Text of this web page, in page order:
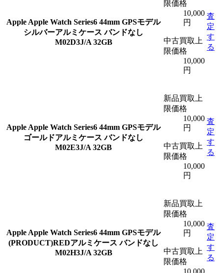
Apple Apple Watch Series6 44mm GPSモデル
シルバーアルミケース バンドなし
M02D3J/A 32GB
限価格
10,000
円
中古買取上
限価格
10,000
円
査
定
す
る
Apple Apple Watch Series6 44mm GPSモデル
ゴールドアルミケース バンドなし
M02E3J/A 32GB
新品買取上
限価格
10,000
円
中古買取上
限価格
10,000
円
査
定
す
る
Apple Apple Watch Series6 44mm GPSモデル
(PRODUCT)REDアルミケース バンドなし
M02H3J/A 32GB
新品買取上
限価格
10,000
円
中古買取上
限価格
査
定
す
る